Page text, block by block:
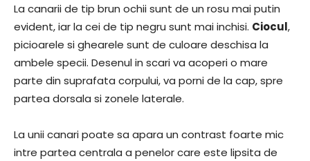
La canarii de tip brun ochii sunt de un rosu mai putin
evident, iar la cei de tip negru sunt mai inchisi. Ciocul,
picioarele si ghearele sunt de culoare deschisa la
ambele specii. Desenul in scari va acoperi o mare
parte din suprafata corpului, va porni de la cap, spre
partea dorsala si zonele laterale.
La unii canari poate sa apara un contrast foarte mic
intre partea centrala a penelor care este lipsita de